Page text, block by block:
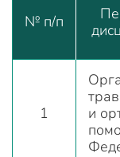
№ п/п
1
и